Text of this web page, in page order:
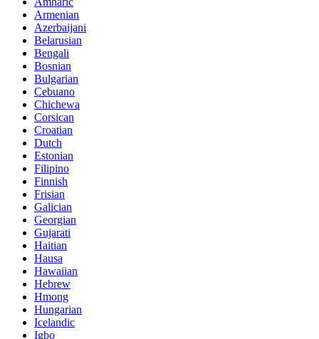
Armenian
Azerbaijani
Belarusian
Bengali
Bosnian
Bulgarian
Cebuano
Chichewa
Corsican
Croatian
Dutch
Estonian
Filipino
Finnish
Frisian
Galician
Georgian
Gujarati
Haitian
Hausa
Hawaiian
Hebrew
Hmong
Hungarian
Icelandic
Igbo